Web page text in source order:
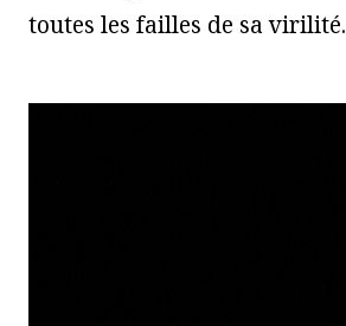
toutes les failles de sa virilité.